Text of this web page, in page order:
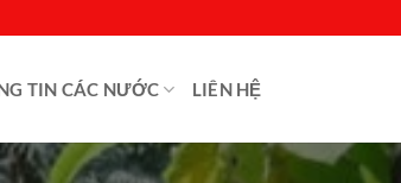
TIN CÁC NƯỚC LIÊN HỆ